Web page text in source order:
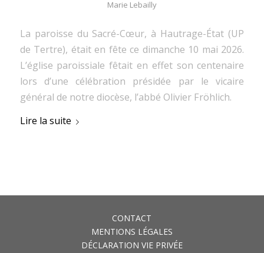
Marie Lebailly
La paroisse du Sacré-Cœur, à Hautrage-État (UP
de Tertre), était en fête ce dimanche 10 mai 2026.
L’église paroissiale fêtait en effet son centenaire
lors d’une célébration présidée par le vicaire
général de notre diocèse, l’abbé Olivier Fröhlich.
Lire la suite
CONTACT
MENTIONS LÉGALES
DÉCLARATION VIE PRIVÉE